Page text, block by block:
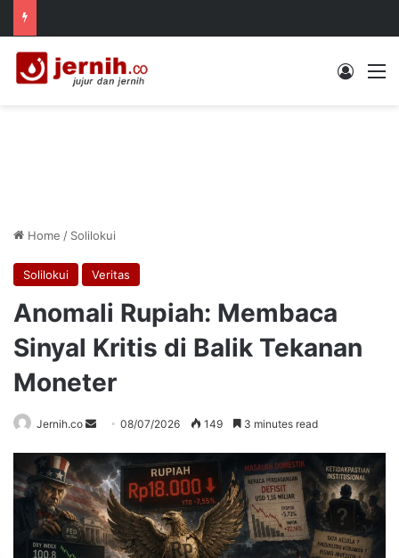
Log In
Home / Solilokui
Solilokui Veritas
Anomali Rupiah: Membaca
Sinyal Kritis di Balik Tekanan
Moneter
Jernih.co
Send
email
08/07/2026 149 3 minutes read